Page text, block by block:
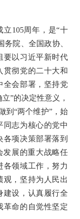
105周年，是“十
院、全国政协、
要以习近平新时代
贯彻党的二十大和
全会部署，坚持党
”的决定性意义，
到“两个维护”，始
同志为核心的党中
项决策部署落到
发展的重大战略任
各领域工作，努力
观，坚持为人民出
建设，认真履行全
革命的自觉性坚定